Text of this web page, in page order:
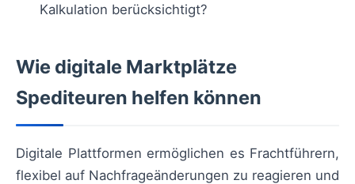
Kalkulation berücksichtigt?
Wie digitale Marktplätze
Spediteuren helfen können
Digitale Plattformen ermöglichen es Frachtführern,
flexibel auf Nachfrageänderungen zu reagieren und